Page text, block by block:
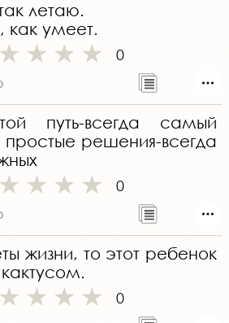
летаю.
как умеет.
0
путь-всегда самый
решения-всегда
0
жизни, то этот ребенок
0